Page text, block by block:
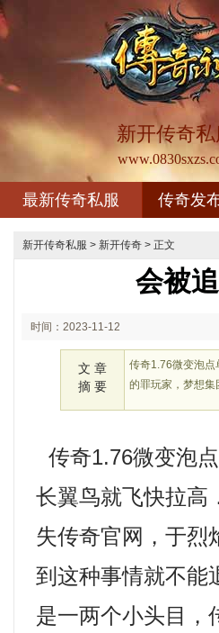
新开传奇私
最新传奇私服 传奇发
新开传奇私服 > 新开传奇 > 正文
会被
时间：2023-11-12
文 章
摘 要
传奇1.76微变泡点
的罪玩家，梦想集
传奇1.76微变泡
长翼鸟就飞快拉高
失传奇官网，于烈
到这种事情就不
是一两个小头目，